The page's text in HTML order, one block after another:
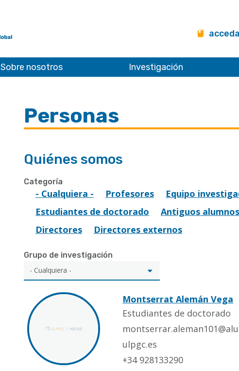
Sobre nosotros Investigación
Personas
Quiénes somos
Categoría
- Cualquiera - Profesores Equipo
Estudiantes de doctorado
Antiguos alumnos
Directores
Directores externos
Grupo de investigación
Montserrat Alemán Vega
Estudiantes de doctorado
ulpgc.es
+34 928133290